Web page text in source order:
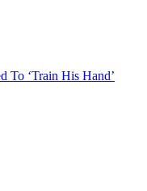
To ‘Train His Hand’